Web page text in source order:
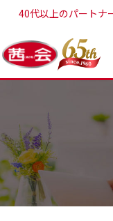
40代以上のパートナ
茜会TOP 茜会婚活ブ